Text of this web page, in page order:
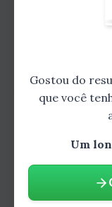
com diálogos
fazem
encontro é
Ana vai se
consigo mesma.
Gostou do
que você
Um